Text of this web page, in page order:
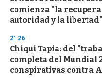
o
f
3
s
e
c
o
n
comienza "la
autoridad y la libertad"
21:26
Chiqui Tapia: del
completa del Mundial
conspirativas contra